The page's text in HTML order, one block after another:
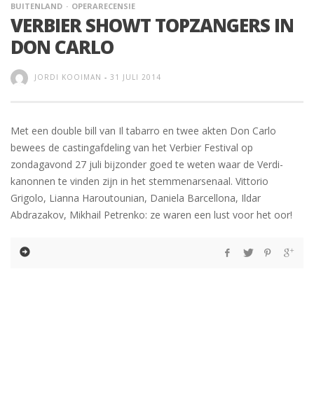
BUITENLAND OPERARECENSIE
VERBIER SHOWT TOPZANGERS IN
DON CARLO
JORDI KOOIMAN - 31 JULI 2014
Met een double bill van Il tabarro en twee akten Don Carlo
bewees de castingafdeling van het Verbier Festival op
zondagavond 27 juli bijzonder goed te weten waar de Verdi-
kanonnen te vinden zijn in het stemmenarsenaal. Vittorio
Grigolo, Lianna Haroutounian, Daniela Barcellona, Ildar
Abdrazakov, Mikhail Petrenko: ze waren een lust voor het oor!